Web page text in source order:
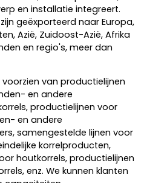
en installatie integreert.
geëxporteerd naar Europa,
Azië, Zuidoost-Azië, Afrika
en regio's, meer dan
voorzien van productielijnen
en andere
productielijnen voor
en andere
samengestelde lijnen voor
korrelproducten,
houtkorrels, productielijnen
enz. We kunnen klanten